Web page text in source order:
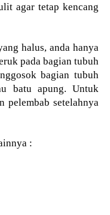
agar tetap kencang
halus, anda hanya
pada bagian tubuh
bagian tubuh
batu apung. Untuk
pelembab setelahnya
: